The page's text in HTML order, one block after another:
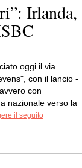
Irlanda,
oggi il via
con il lancio -
con
nazionale verso la
il seguito